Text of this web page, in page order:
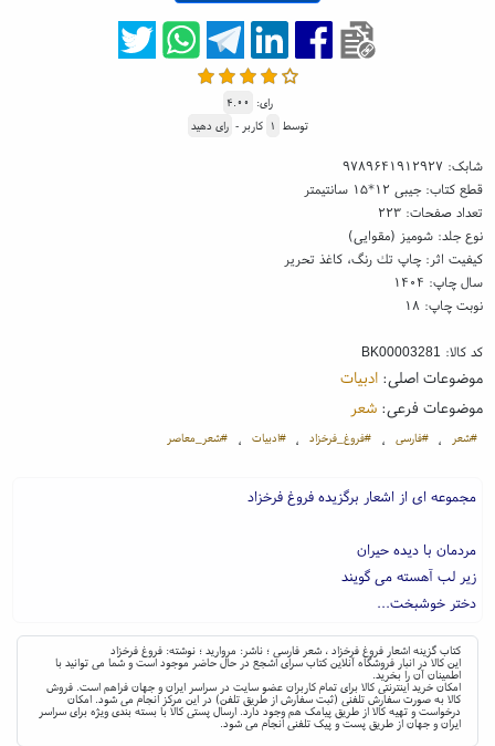
رای: ۴.۰۰
توسط ۱ کاربر - رای دهید
شابک: ۹۷۸۹۶۴۱۹۱۲۹۲۷
قطع کتاب: جیبی ۱۲*۱۵ سانتیمتر
تعداد صفحات: ۲۲۳
نوع جلد: شومیز (مقوایی)
کیفیت اثر: چاپ تك رنگ، کاغذ تحریر
سال چاپ: ۱۴۰۴
نوبت چاپ: ۱۸
کد کالا: BK00003281
موضوعات اصلی:ادبیات
موضوعات فرعی:شعر
#شعر ، #فارسی ، #فروغ_فرخزاد ، #ادبیات ، #شعر_معاصر
مجموعه ای از اشعار برگزیده فروغ فرخزاد
مردمان با دیده حیران
زیر لب آهسته می گویند
دختر خوشبخت...
کتاب گزینه اشعار فروغ فرخزاد ، شعر فارسی ؛ ناشر: مروارید ؛ نوشته: فروغ فرخزاد
این کالا در انبار فروشگاه آنلاین کتاب سرای اشجع در حال حاضر موجود است و شما می توانید با
اطمینان آن را بخرید.
امکان خرید اینترنتی کالا برای تمام کاربران عضو سایت در سراسر ایران و جهان فراهم است. فروش
کالا به صورت سفارش تلفنی (ثبت سفارش از طریق تلفن) در این مرکز انجام می شود. امکان
درخواست و تهیه کالا از طریق پیامک هم وجود دارد. ارسال پستی کالا با بسته بندی ویژه برای سراسر
ایران و جهان از طریق پست و پیک تلفنی انجام می شود.